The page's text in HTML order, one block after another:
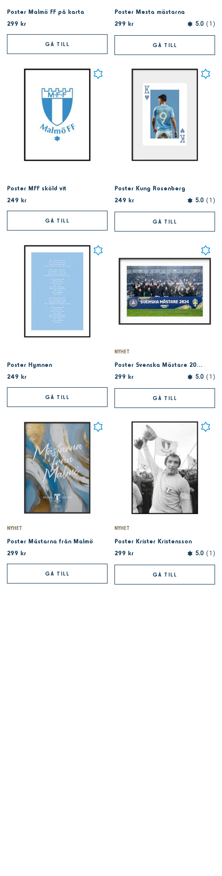
Poster Malmö FF på karta
299 kr
GÅ TILL
Poster Mesta mästarna
299 kr
5.0 1
GÅ TILL
Poster MFF sköld vit
249 kr
GÅ TILL
Poster Kung Rosenberg
249 kr
5.0 1
GÅ TILL
Poster Hymnen
249 kr
GÅ TILL
NYHET
Poster Svenska Mästare 2024 - Lagbild
299 kr
5.0 1
GÅ TILL
NYHET
Poster Mästarna från Malmö
299 kr
GÅ TILL
NYHET
Poster Krister Kristensson
299 kr
5.0 1
GÅ TILL